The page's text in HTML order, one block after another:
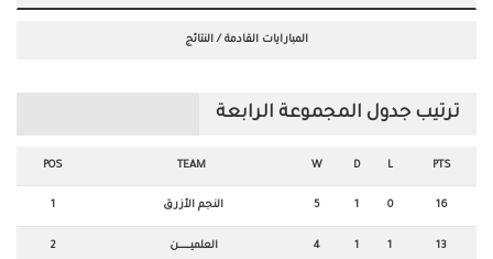
المبارايات القادمة / النتائج
ترتيب جدول المجموعة الرابعة
POS TEAM W D L PTS
1 النجم الأزرق 5 1 0 16
2 العلميـــــــــــن 4 1 1 13